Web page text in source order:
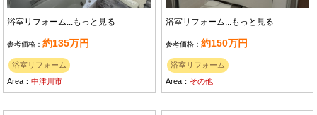
浴室リフォーム...もっと見る
参考価格：約135万円
浴室リフォーム
Area：中津川市
浴室リフォーム...もっと見る
参考価格：約150万円
浴室リフォーム
Area： その他